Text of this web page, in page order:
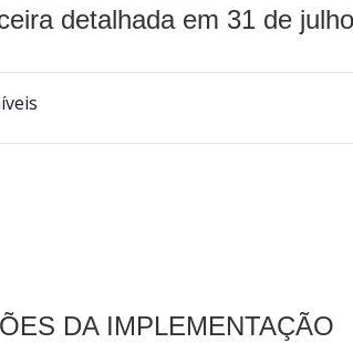
detalhada em 31 de
DA IMPLEMENTAÇÃO